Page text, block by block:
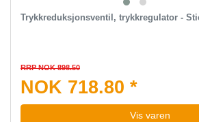
Trykkreduksjonsventil, trykkregulator -
RRP NOK 898.50
NOK 718.80 *
Vis varen